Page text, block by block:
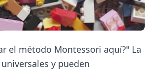
el método Montessori aquí?" La
y pueden